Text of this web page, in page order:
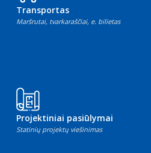
Transportas
Maršrutai, tvarkaraščiai, e. bilietas
Projektiniai pasiūlymai
Statinių projektų viešinimas